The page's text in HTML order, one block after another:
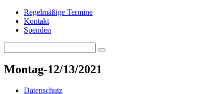
Regelmäßige Termine
Kontakt
Spenden
for:
Search
Montag-12/13/2021
Datenschutz